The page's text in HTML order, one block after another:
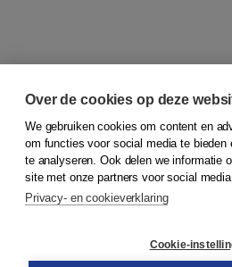
© 2026Koninklijke Boom uitgevers
Over de cookies op deze
We gebruiken cookies om content en
om functies voor social media te bieden
te analyseren. Ook delen we informatie
site met onze partners voor social
Privacy- en cookieverklaring
Cookie-